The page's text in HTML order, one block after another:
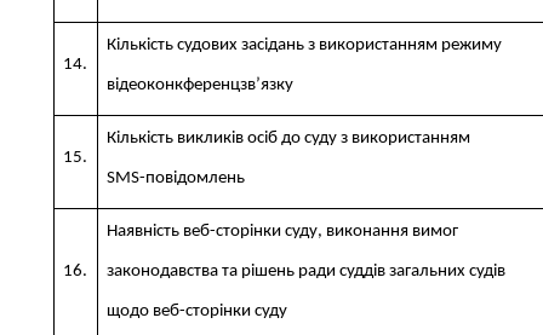
14.
Кількість судових засідань з використанням режиму
відеоконкференцзв’язку
15.
Кількість викликів осіб до суду з використанням
SMS-повідомлень
16.
Наявність веб-сторінки суду, виконання вимог
законодавства та рішень ради суддів загальних судів
щодо веб-сторінки суду